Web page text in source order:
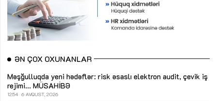
ƏN ÇOX OXUNANLAR
Məşğulluqda yeni hədəflər: risk əsaslı elektron audit, çevik iş
rejimi... MÜSAHİBƏ
12:54 6 AVQUST, 2026